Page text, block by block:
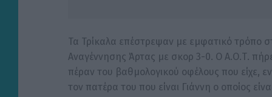
Τα Τρίκαλα επέστρεψαν με εμφατικό τρόπο
Αναγέννησης Άρτας με σκορ 3-0. Ο Α.Ο.Τ.
πέραν του βαθμολογικού οφέλους που είχε,
τον πατέρα του που είναι Γιάννη ο οποίος